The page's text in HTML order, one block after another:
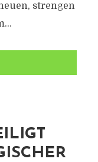
strengen